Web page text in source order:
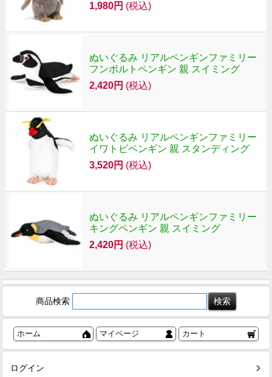
1,980円 (税込)
ぬいぐるみ リアルペンギンファミリー
フンボルトペンギン 親 スイミング
2,420円 (税込)
ぬいぐるみ リアルペンギンファミリー
イワトビペンギン 親 スタンディング
3,520円 (税込)
ぬいぐるみ リアルペンギンファミリー
キングペンギン 親 スイミング
2,420円 (税込)
商品検索
ホーム マイページ カート
ログイン